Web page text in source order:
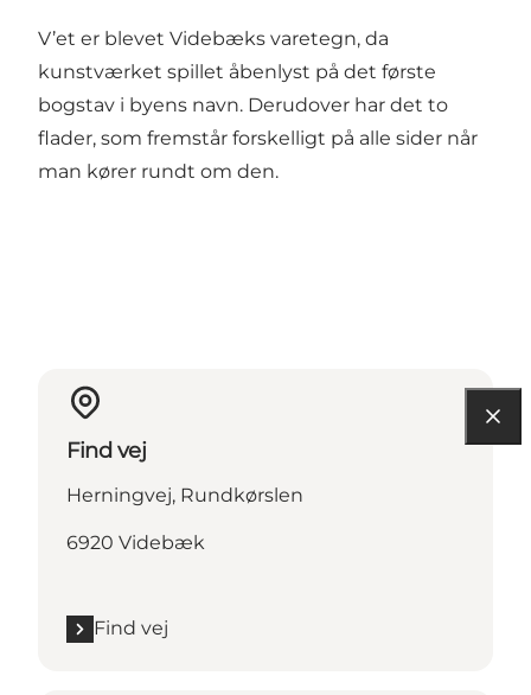
V’et er blevet Videbæks varetegn, da
kunstværket spillet åbenlyst på det første
bogstav i byens navn. Derudover har det to
flader, som fremstår forskelligt på alle sider når
man kører rundt om den.
Find vej
Herningvej, Rundkørslen
6920 Videbæk
Find vej